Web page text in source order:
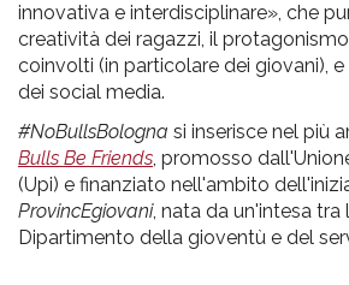
innovativa e interdisciplinare», che
creatività dei ragazzi, il
coinvolti (in particolare dei giovani),
dei social media.
#NoBullsBologna si inserisce nel più
Bulls Be Friends, promosso
(Upi) e finanziato nell'ambito
ProvincEgiovani, nata da un'intesa tra
Dipartimento della gioventù e del